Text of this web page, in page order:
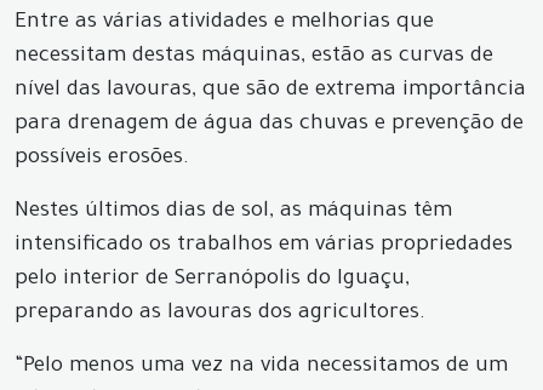
Entre as várias atividades e melhorias que
necessitam destas máquinas, estão as curvas de
nível das lavouras, que são de extrema importância
para drenagem de água das chuvas e prevenção de
possíveis erosões.
Nestes últimos dias de sol, as máquinas têm
intensificado os trabalhos em várias propriedades
pelo interior de Serranópolis do Iguaçu,
preparando as lavouras dos agricultores.
“Pelo menos uma vez na vida necessitamos de um